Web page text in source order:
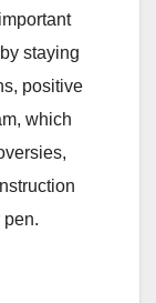
staying
positive
which
pen.